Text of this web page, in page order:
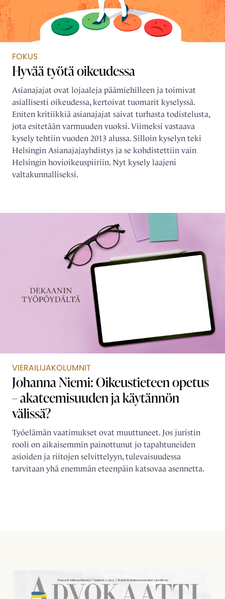
FOKUS
Hyvää työtä oikeudessa
Asianajajat ovat lojaaleja päämiehilleen ja toimivat
asiallisesti oikeudessa, kertoivat tuomarit kyselyssä.
Eniten kritiikkiä asianajajat saivat turhasta todistelusta,
jota esitetään varmuuden vuoksi. Viimeksi vastaava
kysely tehtiin vuoden 2013 alussa. Silloin kyselyn teki
Helsingin Asianajajayhdistys ja se kohdistettiin vain
Helsingin hovioikeuspiiriin. Nyt kysely laajeni
valtakunnalliseksi.
VIERAILIJAKOLUMNIT
Johanna Niemi: Oikeustieteen opetus
– akateemisuuden ja käytännön
välissä?
Työelämän vaatimukset ovat muuttuneet. Jos juristin
rooli on aikaisemmin painottunut jo tapahtuneiden
asioiden ja riitojen selvittelyyn, tulevaisuudessa
tarvitaan yhä enemmän eteenpäin katsovaa asennetta.